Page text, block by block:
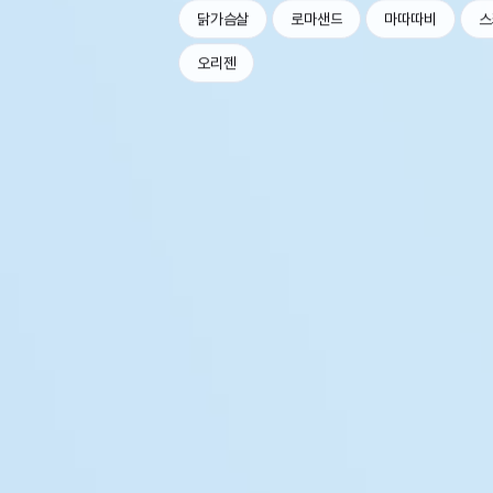
닭가슴살 로마샌드 마따따비
오리젠